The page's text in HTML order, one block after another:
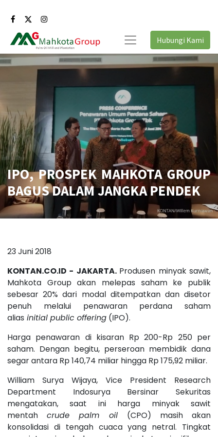
Hubungi Kami
IPO, PROSPEK MAHKOTA GROUP
BAGUS DALAM JANGKA PENDEK
23 Juni 2018
KONTAN.CO.ID - JAKARTA. Produsen minyak sawit,
Mahkota Group akan melepas saham ke publik
sebesar 20% dari modal ditempatkan dan disetor
penuh melalui penawaran perdana saham
alias initial public offering (IPO).
Harga penawaran di kisaran Rp 200-Rp 250 per
saham. Dengan begitu, perseroan membidik dana
segar antara Rp 140,74 miliar hingga Rp 175,92 miliar.
William Surya Wijaya, Vice President Research
Department Indosurya Bersinar Sekuritas
mengatakan, saat ini harga minyak sawit
mentahcrude palm oil (CPO) masih akan
konsolidasi di tengah cuaca yang netral. Tingkat